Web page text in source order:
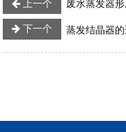
上一个 废水蒸发器
下一个 蒸发结晶器